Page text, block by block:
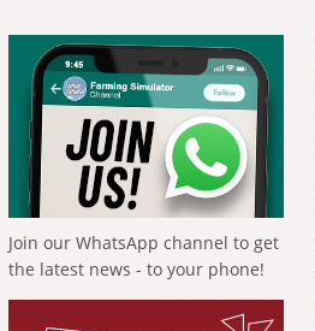
Join our WhatsApp channel to get
the latest news - to your phone!